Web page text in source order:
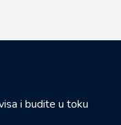
i budite u toku